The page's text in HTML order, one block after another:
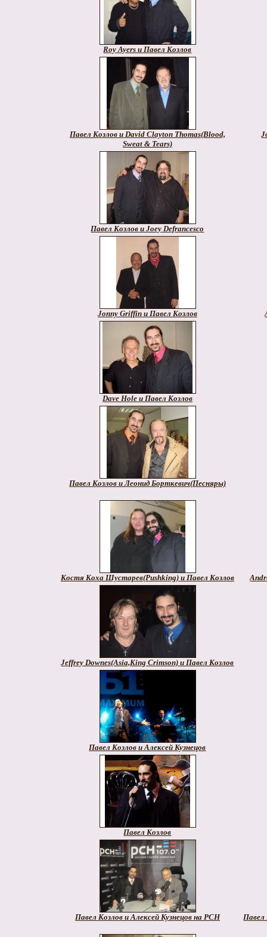
Roy Ayers и Павел Козлов
Павел Козлов и David Clayton Thomas(Blood,
Sweat & Tears)
Павел Козлов и Joey Defrancesco
Jonny Griffin и Павел Козлов
Dave Hole и Павел Козлов
Павел Козлов и Леонид Борткевич(Песняры)
Костя Коха Шустарев(Pushking) и Павел Козлов
Jeffrey Downes(Asia,King Crimson) и Павел Козлов
Павел Козлов и Алексей Кузнецов
Павел Козлов
Павел Козлов и Алексей Кузнецов на РСН Павел